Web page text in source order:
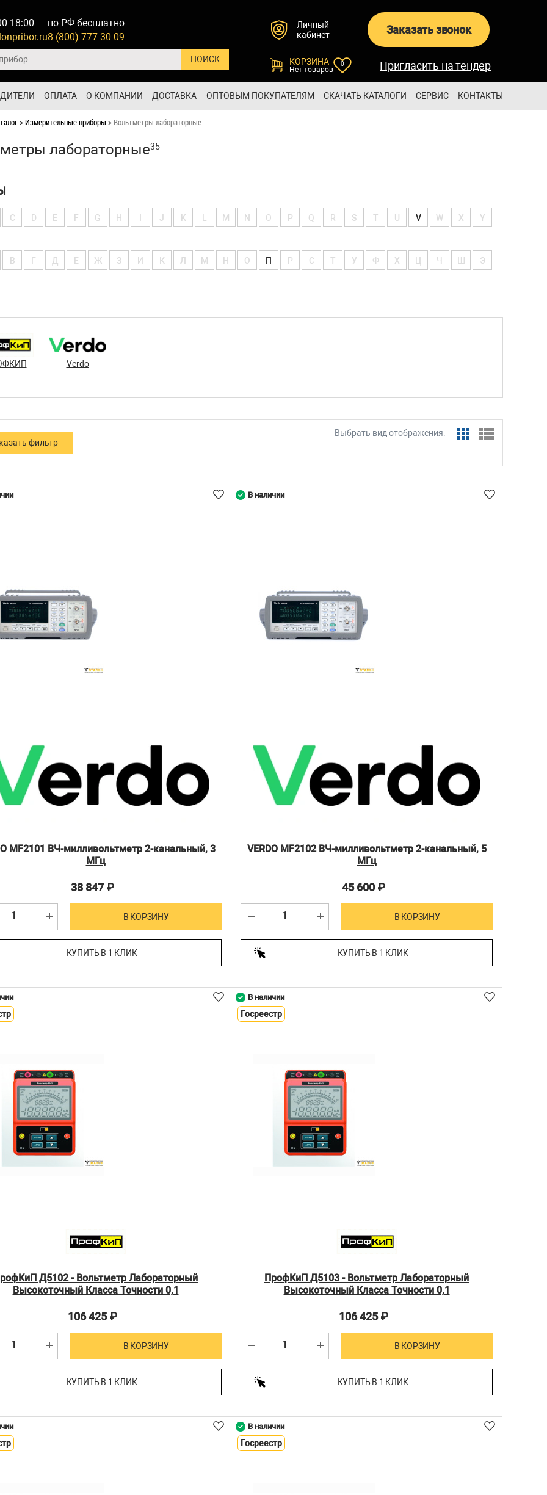
18:00
по РФ бесплатно
8 (800) 777-30-09
Личный
кабинет
Заказать звонок
КОРЗИНА
Нет товаров
0 Пригласить на тендер
ОПЛАТА О КОМПАНИИ ДОСТАВКА ОПТОВЫМ ПОКУПАТЕЛЯМ СКАЧАТЬ КАТАЛОГИ СЕРВИС КОНТАКТЫ
>Измерительные приборы > Вольтметры лабораторные
лабораторные35
C D E F G H J K M N O P Q R S T V W X Y
В Г Д Е Ж З И К Л М Н О П Р С Т У Ф Х Ч Э
Verdo
Выбрать вид отображения:
MF2101 ВЧ-милливольтметр 2-канальный, 3
МГц
38 847₽
В КОРЗИНУ
КУПИТЬ В 1 КЛИК
VERDO MF2102 ВЧ-милливольтметр 2-канальный, 5
МГц
45 600 ₽
В КОРЗИНУ
КУПИТЬ В 1 КЛИК
В наличии
Д5102 - Вольтметр Лабораторный
Высокоточный Класса Точности 0,1
106 425₽
В КОРЗИНУ
КУПИТЬ В 1 КЛИК
ПрофКиП Д5103 - Вольтметр Лабораторный
Высокоточный Класса Точности 0,1
106 425₽
В КОРЗИНУ
КУПИТЬ В 1 КЛИК
В наличии
Госреестр
В наличии
Госреестр